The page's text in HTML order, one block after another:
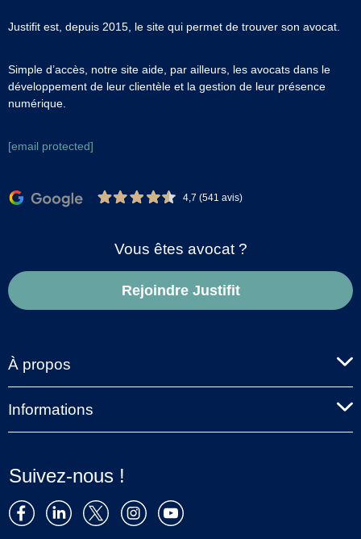
Justifit est, depuis 2015, le site qui permet de trouver son avocat.
Simple d’accès, notre site aide, par ailleurs, les avocats dans le
développement de leur clientèle et la gestion de leur présence
numérique.
[email protected]
4,7 (541 avis)
Vous êtes avocat ?
Rejoindre Justifit
À propos
Informations
Suivez-nous !